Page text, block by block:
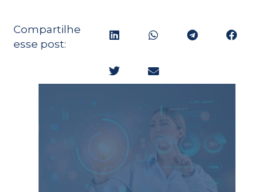
Compartilhe
esse post: